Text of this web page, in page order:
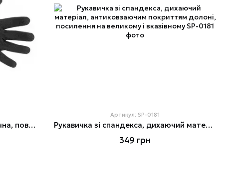
Рукавичка трикотажна синтетична, повне двошарове нітрилове покриття, базове гладке, пористе на долоні,
Артикул: SP-0181
Рукавичка зi спандекса, дихаючий матеріал, антиковзаючим покриттям долоні, посилення на великому і вказівному
349 грн